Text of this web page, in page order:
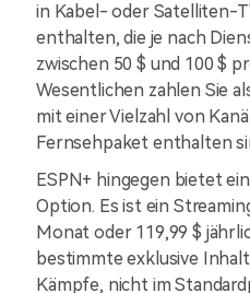
in Kabel- oder Satelliten-
enthalten, die je nach
zwischen 50 $ und 100 $
Wesentlichen zahlen Sie
mit einer Vielzahl von
Fernsehpaket enthalten
ESPN+ hingegen bietet
Option. Es ist ein
Monat oder 119,99 $
bestimmte exklusive
Kämpfe, nicht im